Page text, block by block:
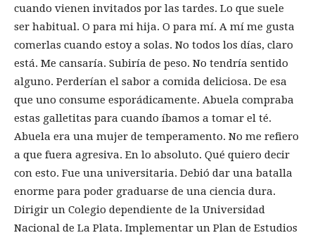
cuando vienen invitados por las tardes. Lo que suele
ser habitual. O para mi hija. O para mí. A mí me gusta
comerlas cuando estoy a solas. No todos los días, claro
está. Me cansaría. Subiría de peso. No tendría sentido
alguno. Perderían el sabor a comida deliciosa. De esa
que uno consume esporádicamente. Abuela compraba
estas galletitas para cuando íbamos a tomar el té.
Abuela era una mujer de temperamento. No me refiero
a que fuera agresiva. En lo absoluto. Qué quiero decir
con esto. Fue una universitaria. Debió dar una batalla
enorme para poder graduarse de una ciencia dura.
Dirigir un Colegio dependiente de la Universidad
Nacional de La Plata. Implementar un Plan de Estudios